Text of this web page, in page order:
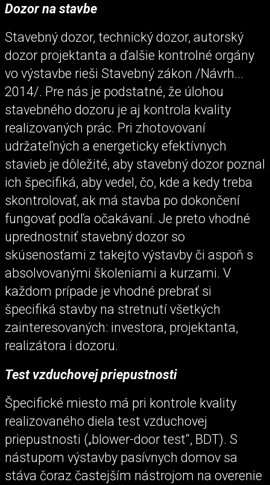
Dozor na stavbe
Stavebný dozor, technický dozor, autorský
dozor projektanta a ďalšie kontrolné orgány
vo výstavbe rieši Stavebný zákon /Návrh...
2014/. Pre nás je podstatné, že úlohou
stavebného dozoru je aj kontrola kvality
realizovaných prác. Pri zhotovovaní
udržateľných a energeticky efektívnych
stavieb je dôležité, aby stavebný dozor poznal
ich špecifiká, aby vedel, čo, kde a kedy treba
skontrolovať, ak má stavba po dokončení
fungovať podľa očakávaní. Je preto vhodné
uprednostniť stavebný dozor so
skúsenosťami z takejto výstavby či aspoň s
absolvovanými školeniami a kurzami. V
každom prípade je vhodné prebrať si
špecifiká stavby na stretnutí všetkých
zainteresovaných: investora, projektanta,
realizátora i dozoru.
Test vzduchovej priepustnosti
Špecifické miesto má pri kontrole kvality
realizovaného diela test vzduchovej
priepustnosti („blower-door test“, BDT). S
nástupom výstavby pasívnych domov sa
stáva čoraz častejším nástrojom na overenie